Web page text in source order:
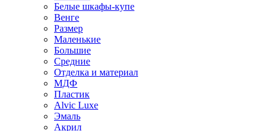
Белые шкафы-купе
Венге
Размер
Маленькие
Большие
Средние
Отделка и материал
МДФ
Пластик
Alvic Luxe
Эмаль
Акрил